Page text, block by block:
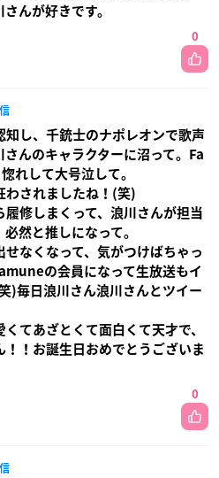
んが好きです。
0
し、千銃士のナポレオンで歌声
んのキャラクターに沼って。Fa
れして大号泣して。
わされましたね！(笑)
修しまくって、浪川さんが担当
然と推しになって。
なくなって、気がつけばちゃっ
の会員になって生放送もイ
)毎日浪川さん浪川さんとツイー
てあざとくて面白くて天才で、
！お誕生日おめでとうございま
0